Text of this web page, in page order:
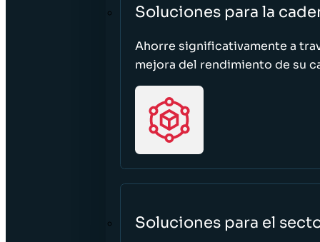
Soluciones para la
Ahorre significativamente a
mejora del rendimiento de su
Soluciones para el